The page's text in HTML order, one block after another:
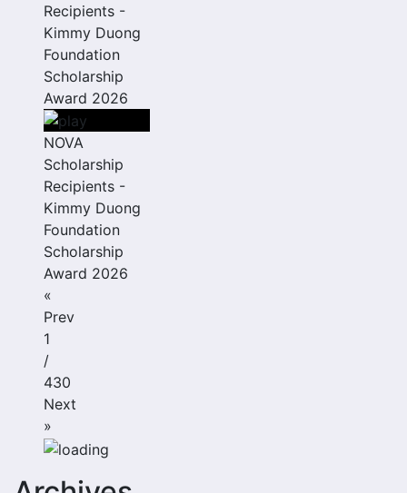
Recipients -
Kimmy Duong
Foundation
Scholarship
Award 2026
NOVA
Scholarship
Recipients -
Kimmy Duong
Foundation
Scholarship
Award 2026
«
Prev
1
/
430
Next
»